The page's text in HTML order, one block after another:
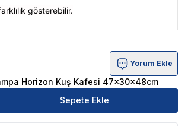
gösterebilir.
Kafesi 47x30x48cm Ürün
Yorum Ekle
Horizon Kuş Kafesi 47x30x48cm
Sepete Ekle